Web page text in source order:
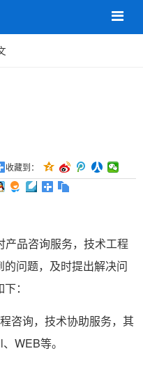
收藏到：
品咨询服务，技术工程
问题，及时提出解决问
：
询，技术协助服务，其
WEB等。